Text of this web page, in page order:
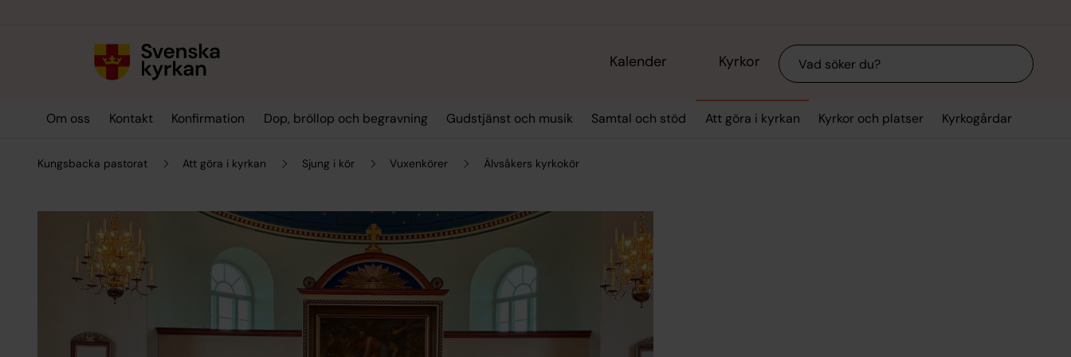
Kalender Kyrkor Sök
Om oss Kontakt Konfirmation Dop, bröllop och begravning Gudstjänst och musik Samtal och stöd Att göra i kyrkan Kyrkor och platser Kyrkogårdar
Kungsbacka pastorat Att göra i kyrkan Sjung i kör Vuxenkörer Älvsåkers kyrkokör